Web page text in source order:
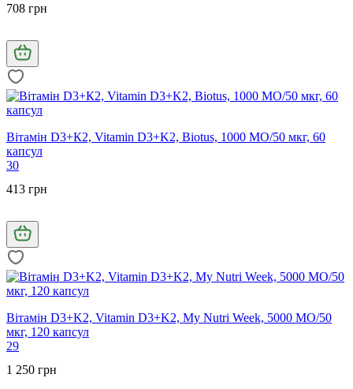
708 грн
Вітамін D3+К2, Vitamin D3+K2, Biotus, 1000 МО/50 мкг, 60
капсул
30
413 грн
Вітамін D3+K2, Vitamin D3+K2, My Nutri Week, 5000 МО/50
мкг, 120 капсул
29
1 250 грн